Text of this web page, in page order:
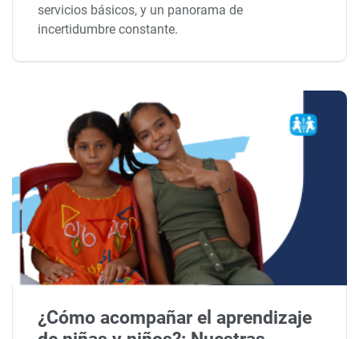
servicios básicos, y un panorama de
incertidumbre constante.
¿Cómo acompañar el aprendizaje